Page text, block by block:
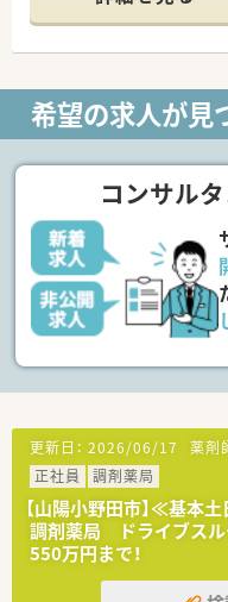
■現在は50代のベテ
ークを大切にしなが
■現在は社長が管理
するため店舗を任せ
■将来的に店舗責任
ン能力を重視し、誠
【法人特徴について】
■山陽小野田市を中
り、地域に密着した
■薬剤師の負担軽減と
ステムを導入するな
員の頑張りや生活を
■内科を中心とした
た薬局内での基本的
■ピッキングシステム
ながら効率的かつ正
■将来的には管理薬
マネジメント業務に
希望の求人が
コンサル
更新日： 2026/06/17 薬剤
正社員
調剤薬局
【山陽小野田市】≪基
調剤薬局 ドライブス
550万円まで！